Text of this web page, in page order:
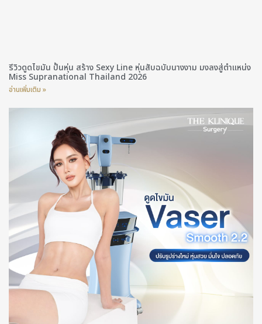
รีวิวดูดไขมัน ปั้นหุ่น สร้าง Sexy Line หุ่นสับฉบับนางงาม มงลงสู่ตำแหน่ง
Miss Supranational Thailand 2026
อ่านเพิ่มเติม »